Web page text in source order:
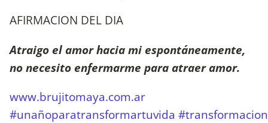
AFIRMACION DEL DIA
Atraigo el amor hacia mi espontáneamente,
no necesito enfermarme para atraer amor.
www.brujitomaya.com.ar
#unañoparatransformartuvida #transformacion